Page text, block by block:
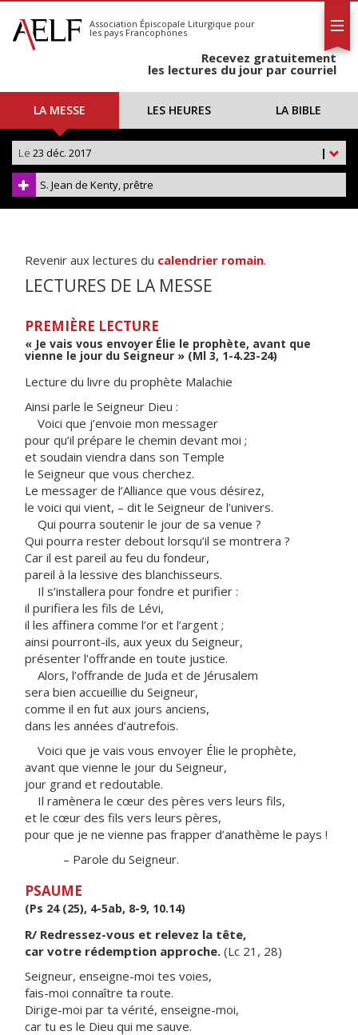
S'abonner
Calendrier
Association Épiscopale Liturgique pour
les pays Francophones
Recevez gratuitement
les lectures du jour par courriel
LA MESSE LES HEURES LA BIBLE
|
Le 23 déc. 2017
S. Jean de Kenty, prêtre
Revenir aux lectures du calendrier romain.
LECTURES DE LA MESSE
PREMIÈRE LECTURE
« Je vais vous envoyer Élie le prophète, avant que
vienne le jour du Seigneur » (Ml 3, 1-4.23-24)
Lecture du livre du prophète Malachie
Ainsi parle le Seigneur Dieu :
Voici que j’envoie mon messager
pour qu’il prépare le chemin devant moi ;
et soudain viendra dans son Temple
le Seigneur que vous cherchez.
Le messager de l’Alliance que vous désirez,
le voici qui vient, – dit le Seigneur de l’univers.
Qui pourra soutenir le jour de sa venue ?
Qui pourra rester debout lorsqu’il se montrera ?
Car il est pareil au feu du fondeur,
pareil à la lessive des blanchisseurs.
Il s’installera pour fondre et purifier :
il purifiera les fils de Lévi,
il les affinera comme l’or et l’argent ;
ainsi pourront-ils, aux yeux du Seigneur,
présenter l’offrande en toute justice.
Alors, l’offrande de Juda et de Jérusalem
sera bien accueillie du Seigneur,
comme il en fut aux jours anciens,
dans les années d’autrefois.
Voici que je vais vous envoyer Élie le prophète,
avant que vienne le jour du Seigneur,
jour grand et redoutable.
Il ramènera le cœur des pères vers leurs fils,
et le cœur des fils vers leurs pères,
pour que je ne vienne pas frapper d’anathème le pays !
– Parole du Seigneur.
PSAUME
(Ps 24 (25), 4-5ab, 8-9, 10.14)
R/ Redressez-vous et relevez la tête,
car votre rédemption approche. (Lc 21, 28)
Seigneur, enseigne-moi tes voies,
fais-moi connaître ta route.
Dirige-moi par ta vérité, enseigne-moi,
car tu es le Dieu qui me sauve.